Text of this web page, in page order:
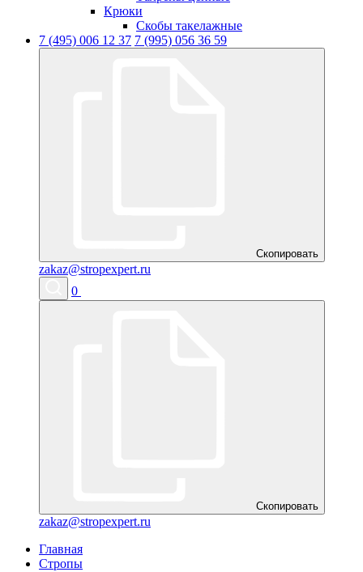
Крюки
Скобы такелажные
7 (495) 006 12 37 7 (995) 056 36 59
Скопировать
zakaz@stropexpert.ru
0
Скопировать
zakaz@stropexpert.ru
Главная
Стропы